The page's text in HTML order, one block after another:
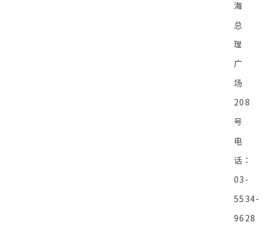
海
总
理
广
场
208
号
电
话：
03-
5534-
9628